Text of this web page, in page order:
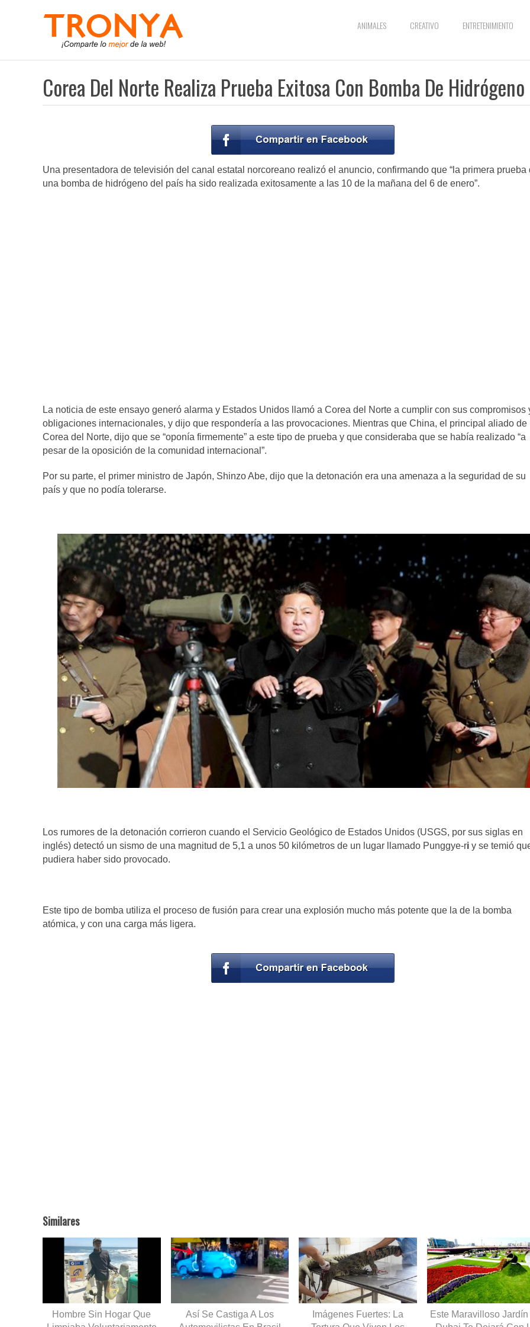
ANIMALES CREATIVO ENTRETENIMIENTO
Corea Del Norte Realiza Prueba Exitosa Con Bomba De Hidrógeno
Una presentadora de televisión del canal estatal norcoreano realizó el anuncio, confirmando que “la primera prueba
una bomba de hidrógeno del país ha sido realizada exitosamente a las 10 de la mañana del 6 de enero”.
La noticia de este ensayo generó alarma y Estados Unidos llamó a Corea del Norte a cumplir con sus compromisos
obligaciones internacionales, y dijo que respondería a las provocaciones. Mientras que China, el principal aliado de
Corea del Norte, dijo que se “oponía firmemente” a este tipo de prueba y que consideraba que se había realizado “a
pesar de la oposición de la comunidad internacional”.
Por su parte, el primer ministro de Japón, Shinzo Abe, dijo que la detonación era una amenaza a la seguridad de su
país y que no podía tolerarse.
Los rumores de la detonación corrieron cuando el Servicio Geológico de Estados Unidos (USGS, por sus siglas en
inglés) detectó un sismo de una magnitud de 5,1 a unos 50 kilómetros de un lugar llamado Punggye-ri y se temió
pudiera haber sido provocado.
Este tipo de bomba utiliza el proceso de fusión para crear una explosión mucho más potente que la de la bomba
atómica, y con una carga más ligera.
Similares
Hombre Sin Hogar Que
Así Se Castiga A Los
Imágenes Fuertes: La
Este Maravilloso